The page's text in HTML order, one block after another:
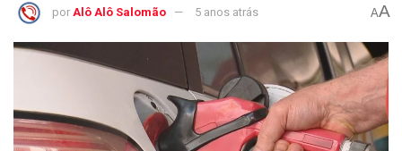
por Alô Alô Salomão 5 anos atrás AA